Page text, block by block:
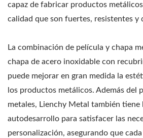
capaz de fabricar productos
calidad que son fuertes, resistentes y
La combinación de película y chapa
chapa de acero inoxidable con
puede mejorar en gran medida la
los productos metálicos. Además del
metales, Lienchy Metal también tiene
autodesarrollo para satisfacer las
personalización, asegurando que